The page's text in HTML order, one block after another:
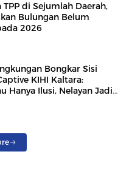
di Sejumlah Daerah,
Bulungan Belum
2026
Bongkar Sisi
KIHI Kaltara:
Hanya Ilusi, Nelayan Jadi